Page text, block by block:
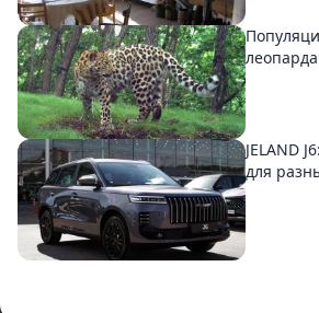
JELAND
для